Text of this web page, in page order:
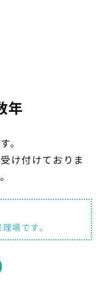
年
。
け付けておりま
場です。